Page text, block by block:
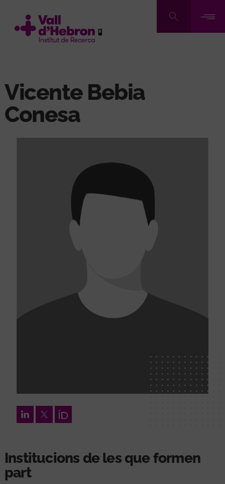
contingut
Vicente Bebia
Conesa
LinkedInTwitterOrcid
Institucions de les que formen
part